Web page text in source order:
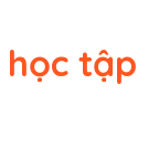
học tập